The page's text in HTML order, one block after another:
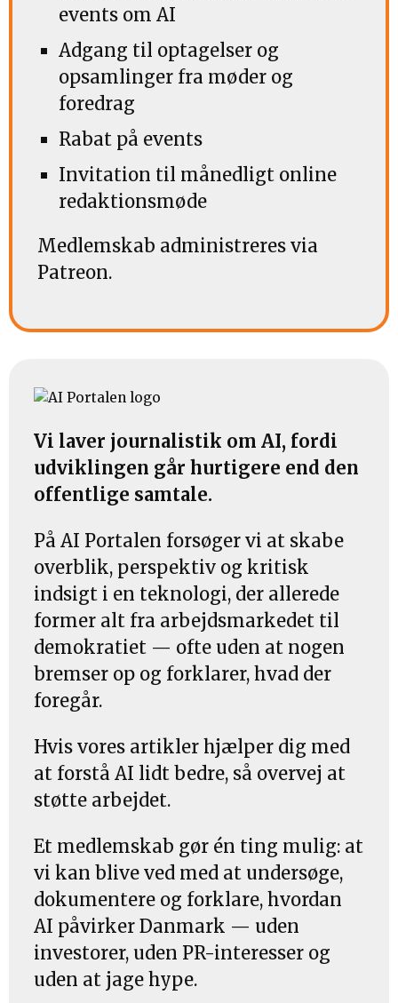
events om AI
Adgang til optagelser og
opsamlinger fra møder og
foredrag
Rabat på events
Invitation til månedligt online
redaktionsmøde
Medlemskab administreres via
Patreon.
Vi laver journalistik om AI, fordi
udviklingen går hurtigere end den
offentlige samtale.
På AI Portalen forsøger vi at skabe
overblik, perspektiv og kritisk
indsigt i en teknologi, der allerede
former alt fra arbejdsmarkedet til
demokratiet — ofte uden at nogen
bremser op og forklarer, hvad der
foregår.
Hvis vores artikler hjælper dig med
at forstå AI lidt bedre, så overvej at
støtte arbejdet.
Et medlemskab gør én ting mulig: at
vi kan blive ved med at undersøge,
dokumentere og forklare, hvordan
AI påvirker Danmark — uden
investorer, uden PR-interesser og
uden at jage hype.